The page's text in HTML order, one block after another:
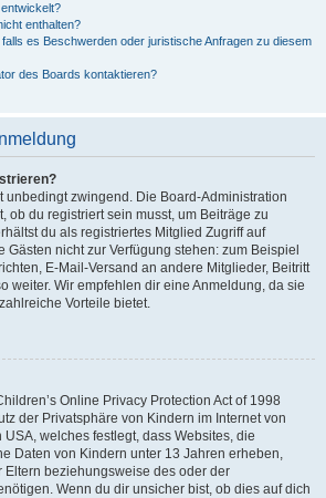
enthalten?
es Beschwerden oder juristische Anfragen zu diesem
des Boards kontaktieren?
unbedingt zwingend. Die Board-Administration
ob du registriert sein musst, um Beiträge zu
du als registriertes Mitglied Zugriff auf
Gästen nicht zur Verfügung stehen: zum Beispiel
E-Mail-Versand an andere Mitglieder, Beitritt
weiter. Wir empfehlen dir eine Anmeldung, da sie
Vorteile bietet.
Online Privacy Protection Act of 1998
der Privatsphäre von Kindern im Internet von
welches festlegt, dass Websites, die
Daten von Kindern unter 13 Jahren erheben,
Eltern beziehungsweise des oder der
Wenn du dir unsicher bist, ob dies auf dich